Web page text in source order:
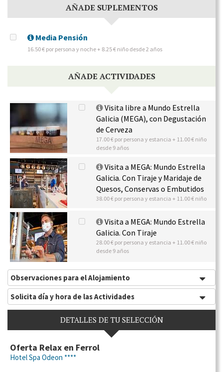
AÑADE SUPLEMENTOS
Media Pensión
16.50 € por persona y noche + 8.25 € niño desde 2 años
AÑADE ACTIVIDADES
Visita libre a Mundo Estrella
Galicia (MEGA), con Degustación
de Cerveza
17.00 € por persona y estancia + 11.00 € niño
desde 9 años
Visita a MEGA: Mundo Estrella
Galicia. Con Tiraje y Maridaje de
Quesos, Conservas o Embutidos
38.00 € por persona y estancia + 11.00 € niño
Visita a MEGA: Mundo Estrella
Galicia. Con Tiraje
28.00 € por persona y estancia + 11.00 € niño
desde 9 años
Observaciones para el Alojamiento
Solicita día y hora de las Actividades
DETALLES DE TU SELECCIÓN
Oferta Relax en Ferrol
Hotel Spa Odeon ****